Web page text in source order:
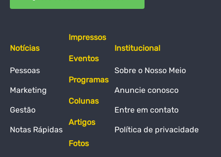
Notícias
Pessoas
Marketing
Gestão
Notas Rápidas
Impressos
Eventos
Programas
Colunas
Artigos
Fotos
Institucional
Sobre o Nosso Meio
Anuncie conosco
Entre em contato
Política de privacidade